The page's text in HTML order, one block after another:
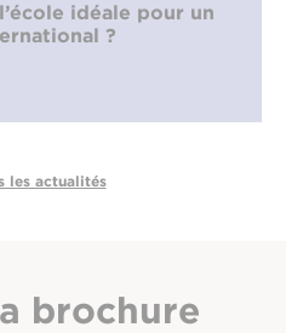
idéale pour un
?
les actualités
brochure